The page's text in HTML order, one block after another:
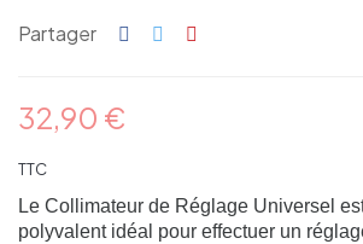
Partager
32,90 €
TTC
Le Collimateur de Réglage Universel
polyvalent idéal pour effectuer un